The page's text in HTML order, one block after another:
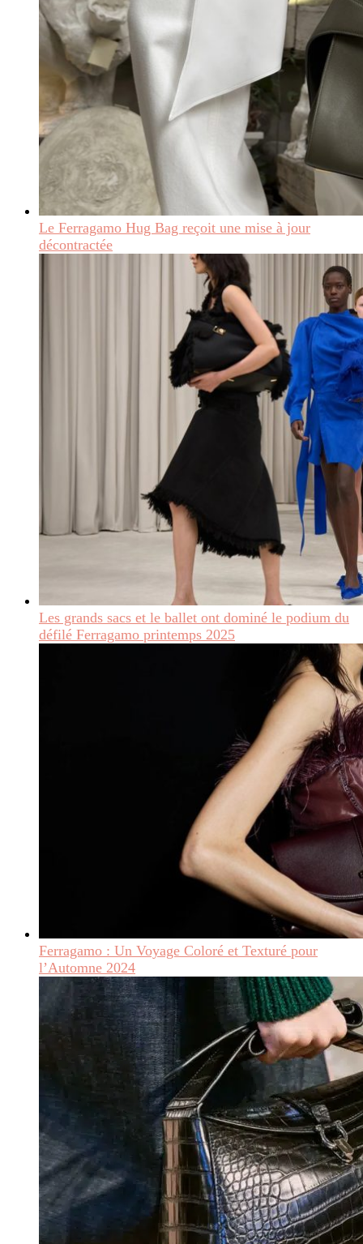
Le Ferragamo Hug Bag reçoit une mise à jour
décontractée
Les grands sacs et le ballet ont dominé le podium du
défilé Ferragamo printemps 2025
Ferragamo : Un Voyage Coloré et Texturé pour
l’Automne 2024